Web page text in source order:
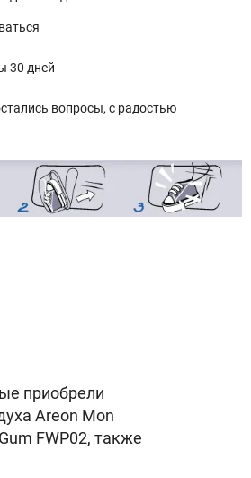
30 дней
вопросы, с радостью
приобрели
Areon Mon
FWP02, также